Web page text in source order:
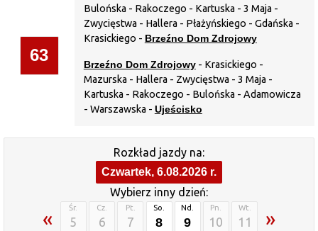
63
Bulońska - Rakoczego - Kartuska - 3 Maja -
Zwycięstwa - Hallera - Płażyńskiego - Gdańska -
Krasickiego - Brzeźno Dom Zdrojowy
Brzeźno Dom Zdrojowy- Krasickiego -
Mazurska - Hallera - Zwycięstwa - 3 Maja -
Kartuska - Rakoczego - Bulońska - Adamowicza
- Warszawska - Ujeścisko
Rozkład jazdy na:
Czwartek, 6.08.2026 r.
Wybierz inny dzień:
« Śr.
5
Cz.
6
Pt.
7
So.
8
Nd.
9
Pn.
10
Wt.
11 »